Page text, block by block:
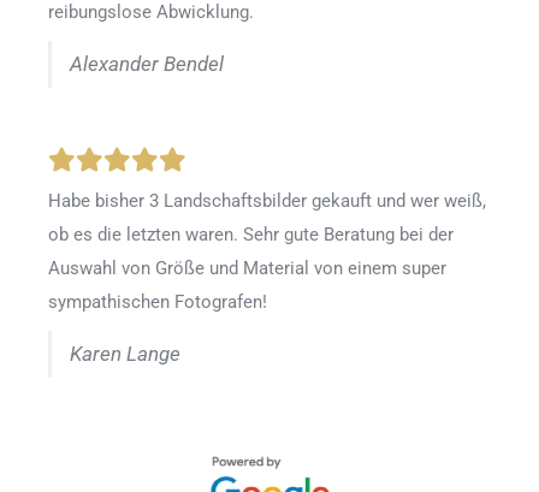
reibungslose Abwicklung.
Alexander Bendel
Habe bisher 3 Landschaftsbilder gekauft und wer weiß,
ob es die letzten waren. Sehr gute Beratung bei der
Auswahl von Größe und Material von einem super
sympathischen Fotografen!
Karen Lange